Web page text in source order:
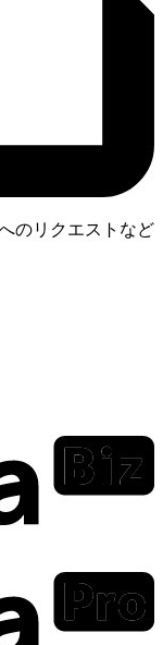
のリクエストなど